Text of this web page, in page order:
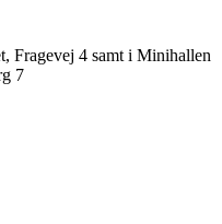
Fragevej 4 samt i Minihallen
7